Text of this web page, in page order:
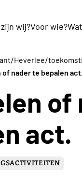
wij?Voor wie?
/Heverlee/
nader te bepalen act.
of
act.